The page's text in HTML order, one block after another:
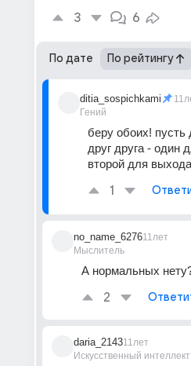
3 6
По дате По рейтингу
ditia_sospichkami
Гений
беру обоих! пусть
друг друга - один
второй для
1
no_name_6276
Мыслитель
11лет
А нормальных
2
daria_2143
Искусственный интеллект
11лет